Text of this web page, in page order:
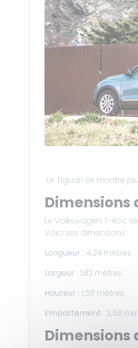
Le Tiguan se montre
Dimensions
Le Volkswagen T-Roc
Voici ses dimensions :
Longueur : 4,24 mètres
Largeur : 1,82 mètres
Hauteur : 1,58 mètres
Empattement : 2,59
Dimensions